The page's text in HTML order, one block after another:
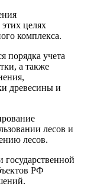
этих целях
комплекса.
порядка учета
а также
древесины и
лесов и
лесов.
РФ